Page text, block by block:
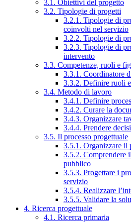
3.1. Obiettivi del progetto
3.2. Tipologie di progetti
3.2.1. Tipologie di
coinvolti nel servizio
3.2.2. Tipologie di
3.2.3. Tipologie di
intervento
3.3. Competenze, ruoli e
3.3.1. Coordinatore
3.3.2. Definire ruoli
3.4. Metodo di lavoro
3.4.1. Definire
3.4.2. Curare la
3.4.3. Organizzare
3.4.4. Prendere
3.5. Il processo progettuale
3.5.1. Organizzare il
3.5.2. Comprendere
pubblico
3.5.3. Progettare i
servizio
3.5.4. Realizzare
3.5.5. Validare la
4. Ricerca progettuale
4.1. Ricerca primaria